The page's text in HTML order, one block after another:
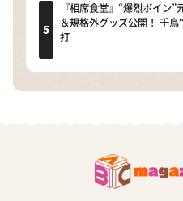
『相席食堂』“爆烈ボイン
＆規格外グッズ公開！ 千
打